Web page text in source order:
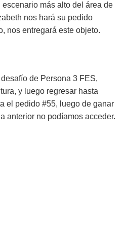
más alto del área de
nos hará su pedido
nos entregará este objeto.
de Persona 3 FES,
y luego regresar hasta
el pedido #55, luego de ganar
anterior no podíamos acceder.